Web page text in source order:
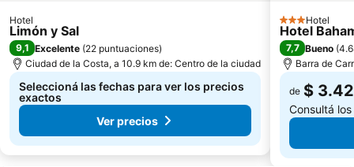
Hotel
Limón y Sal
9,1 Excelente (22 puntuaciones)
Ciudad de la Costa, a 10.9 km de: Centro de la ciudad
Seleccioná las fechas para ver los precios
exactos
Ver precios
3 Estrellas
Hotel
Hotel
7,7 Bueno (
Barra de
de $
Consultá